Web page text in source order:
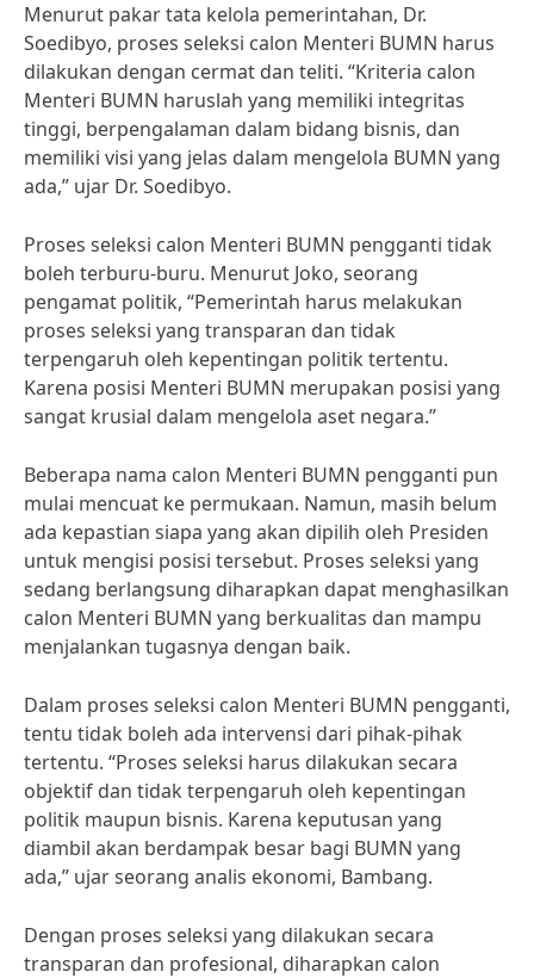
Menurut pakar tata kelola pemerintahan, Dr.
Soedibyo, proses seleksi calon Menteri BUMN harus
dilakukan dengan cermat dan teliti. “Kriteria calon
Menteri BUMN haruslah yang memiliki integritas
tinggi, berpengalaman dalam bidang bisnis, dan
memiliki visi yang jelas dalam mengelola BUMN yang
ada,” ujar Dr. Soedibyo.
Proses seleksi calon Menteri BUMN pengganti tidak
boleh terburu-buru. Menurut Joko, seorang
pengamat politik, “Pemerintah harus melakukan
proses seleksi yang transparan dan tidak
terpengaruh oleh kepentingan politik tertentu.
Karena posisi Menteri BUMN merupakan posisi yang
sangat krusial dalam mengelola aset negara.”
Beberapa nama calon Menteri BUMN pengganti pun
mulai mencuat ke permukaan. Namun, masih belum
ada kepastian siapa yang akan dipilih oleh Presiden
untuk mengisi posisi tersebut. Proses seleksi yang
sedang berlangsung diharapkan dapat menghasilkan
calon Menteri BUMN yang berkualitas dan mampu
menjalankan tugasnya dengan baik.
Dalam proses seleksi calon Menteri BUMN pengganti,
tentu tidak boleh ada intervensi dari pihak-pihak
tertentu. “Proses seleksi harus dilakukan secara
objektif dan tidak terpengaruh oleh kepentingan
politik maupun bisnis. Karena keputusan yang
diambil akan berdampak besar bagi BUMN yang
ada,” ujar seorang analis ekonomi, Bambang.
Dengan proses seleksi yang dilakukan secara
transparan dan profesional, diharapkan calon